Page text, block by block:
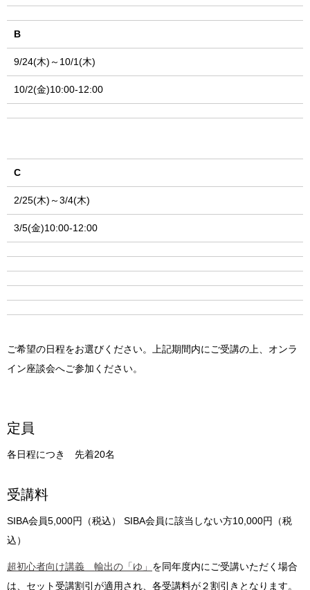
B
9/24(木)～10/1(木)
10/2(金)10:00-12:00
C
2/25(木)～3/4(木)
3/5(金)10:00-12:00
ご希望の日程をお選びください。上記期間内にご受講の上、オンラ
イン座談会へご参加ください。
定員
各日程につき 先着20名
受講料
SIBA会員5,000円（税込） SIBA会員に該当しない方10,000円（税
込）
超初心者向け講義 輸出の「ゆ」 を同年度内にご受講いただく場合
は、セット受講割引が適用され、各受講料が２割引きとなります。